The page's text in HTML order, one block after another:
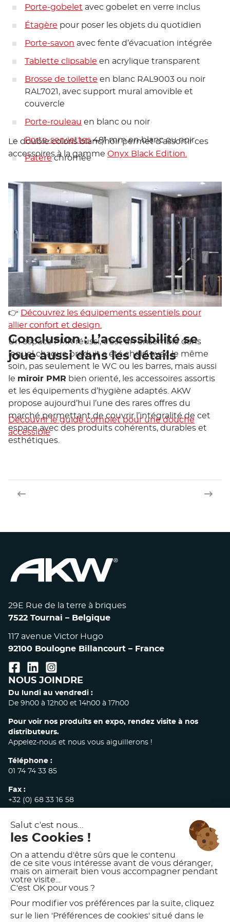
Porte-gobelet avec gobelet en verre inclus
Étagère pour poser les objets du quotidien
Porte-savon avec fente d’évacuation intégrée
Tablette clipsable en acrylique transparent
Brosse de toilette en blanc RAL9003 ou noir
RAL7021, avec support mural amovible et
couvercle
Porte-rouleau en blanc ou noir
Porte-serviettes481 mm en blanc ou noir
Patèrechromée
Le double coloris blanc/noir permet d’assortir ces
accessoires à la gamme Onyx Black Edition.
👉 Découvrez les équipements essentiels pour
allier confort et design.
Conclusion: L’accessibilité se
joue aussi dans les détails
Un espace PMR réussi, c’est un ensemble dans
lequel chaque produit a été choisi avec le même
soin, pas seulement le WC ou les barres, mais aussi
le miroir PMR bien orienté, les accessoires assortis
et les équipements d’hygiène adaptés. AKW
propose aujourd’hui l’une des rares offres du
marché permettant de couvrir l’intégralité de cet
espace avec des produits cohérents, durables et
esthétiques.
Découvrir le guide complet pour une douche
accessible
Article précédent Article
29E Rue de la terre à briques
7522 Tournai – Belgique
117 avenue Victor Hugo
92100 Boulogne Billancourt – France
facebook
linkedininstagram
NOUS JOINDRE
Du lundi au vendredi :
De 9h00 à 12h00 et 14h00 à 17h00
Pour voir nos produits en expo, rendez visite à nos
distributeurs.
Appelez-nous et nous vous aiguillerons !
Téléphone :
01 74 74 33 85
Fax :
+32 (0) 68 33 16 58
commandes@akw-medicare.com
© 2026 AKW INTERNATIONAL
MENTIONS LÉGALES
POLITIQUE DE CONFIDENTIALITÉ
CONDITIONS GÉNÉRALES DE VENTE